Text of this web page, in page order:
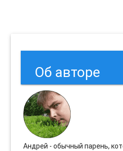
Об авторе
Андрей - обычный парень,